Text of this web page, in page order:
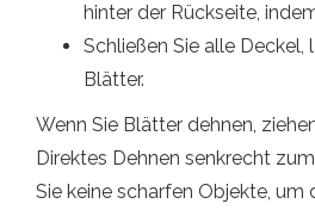
hinter der Rückseite,
Schließen Sie alle Deckel,
Blätter.
Wenn Sie Blätter dehnen,
Direktes Dehnen senkrecht
Sie keine scharfen Objekte, um